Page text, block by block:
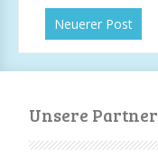
Neuerer Post
Unsere Partner